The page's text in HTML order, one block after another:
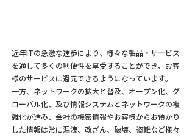
近年ITの急激な進歩により、様々な製品・サービス
を通して多くの利便性を享受することができ、お客
様のサービスに還元できるようになっています。
一方、ネットワークの拡大と普及、オープン化、グ
ローバル化、及び情報システムとネットワークの複
雑化が進み、会社の機密情報やお客様からお預かり
した情報は常に漏洩、改ざん、破壊、盗難など様々